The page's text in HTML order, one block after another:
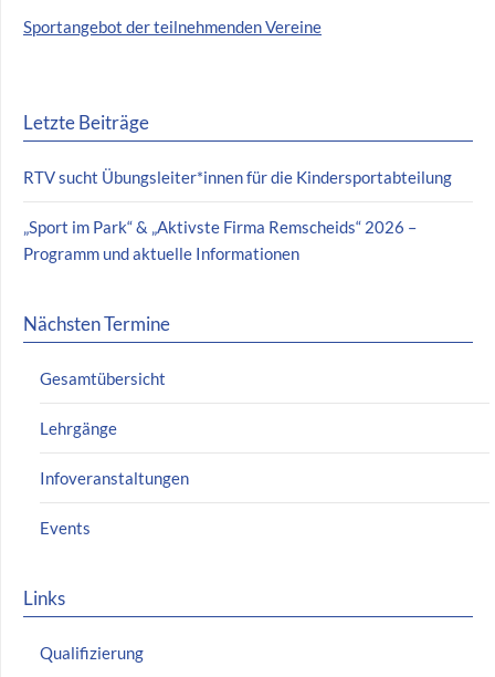
Sportangebot der teilnehmenden Vereine
Letzte Beiträge
RTV sucht Übungsleiter*innen für die Kindersportabteilung
„Sport im Park“ & „Aktivste Firma Remscheids“ 2026 –
Programm und aktuelle Informationen
Nächsten Termine
Gesamtübersicht
Lehrgänge
Infoveranstaltungen
Events
Links
Qualifizierung